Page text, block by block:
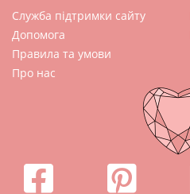
Служба підтримки сайту
Допомога
Правила та умови
Про нас